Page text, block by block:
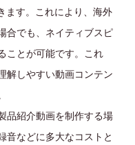
ます。これにより、海外
合でも、ネイティブスピ
ことが可能です。これ
解しやすい動画コンテン
品紹介動画を制作する場
音などに多大なコストと